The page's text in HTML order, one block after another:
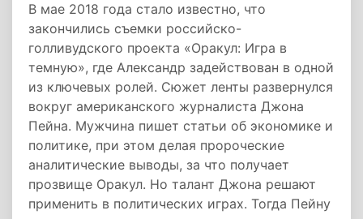
В мае 2018 года стало известно, что
закончились съемки российско-
голливудского проекта «Оракул: Игра в
темную», где Александр задействован в одной
из ключевых ролей. Сюжет ленты развернулся
вокруг американского журналиста Джона
Пейна. Мужчина пишет статьи об экономике и
политике, при этом делая пророческие
аналитические выводы, за что получает
прозвище Оракул. Но талант Джона решают
применить в политических играх. Тогда Пейну